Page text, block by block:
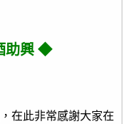
助興 ◆
在此非常感謝大家在